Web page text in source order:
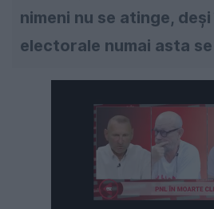
nimeni nu se atinge,
electorale numai asta